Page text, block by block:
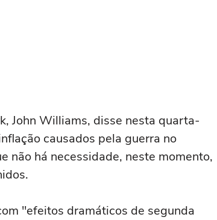
John Williams, disse nesta quarta-
causados pela guerra no
não ‌há necessidade, neste momento,
"efeitos ‌dramáticos de segunda